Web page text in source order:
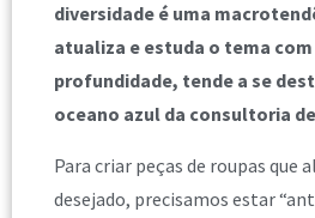
diversidade é uma
atualiza e estuda o tema
profundidade, tende a se
oceano azul da consultoria
Para criar peças de roupas que
desejado, precisamos estar